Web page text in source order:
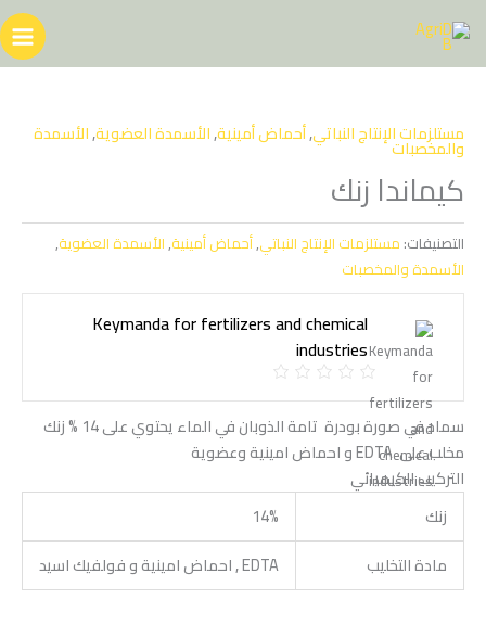
إلى
المحتوى
مستلزمات الإنتاج النباتي,أحماض أمينية,الأسمدة العضوية,الأسمدة
والمخصبات
كيماندا زنك
التصنيفات: مستلزمات الإنتاج النباتي,أحماض أمينية,الأسمدة العضوية,
الأسمدة والمخصبات
Keymanda for fertilizers and chemical
industries
سماد في صورة بودرة تامة الذوبان في الماء يحتوي على 14 % زنك
مخلب على EDTA و احماض امينية وعضوية
التركيب الكيميائي
زنك
14%
مادة التخليب
EDTA , احماض امينية و فولفيك اسيد